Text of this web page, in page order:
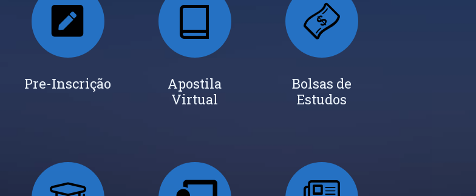
Pre-Inscrição
Apostila
Virtual
Bolsas de
Estudos